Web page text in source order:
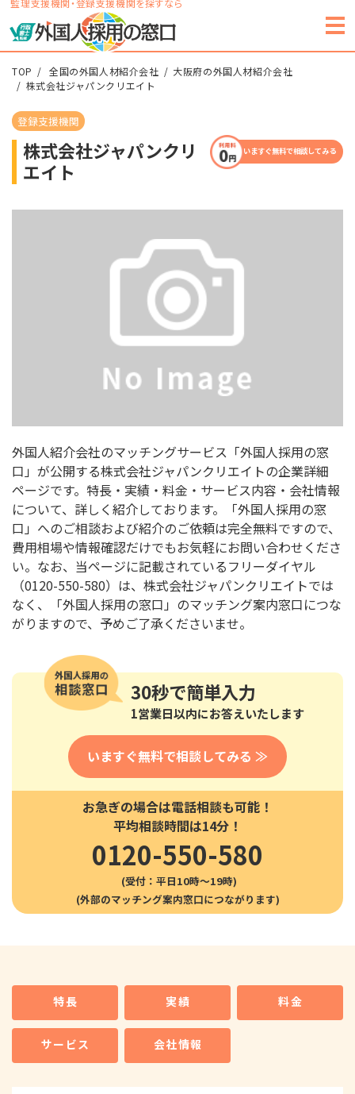
監理支援機関・登録支援機関を探すなら
TOP 全国の外国人材紹介会社
大阪府の外国人材紹介会社
株式会社ジャパンクリエイト
登録支援機関
株式会社ジャパンクリ
エイト
いますぐ無料で相談してみる
外国人紹介会社のマッチングサービス「外国人採用の窓
口」が公開する株式会社ジャパンクリエイトの企業詳細
ページです。特長・実績・料金・サービス内容・会社情報
について、詳しく紹介しております。「外国人採用の窓
口」へのご相談および紹介のご依頼は完全無料ですので、
費用相場や情報確認だけでもお気軽にお問い合わせくださ
い。なお、当ページに記載されているフリーダイヤル
（0120-550-580）は、株式会社ジャパンクリエイトでは
なく、「外国人採用の窓口」のマッチング案内窓口につな
がりますので、予めご了承くださいませ。
30秒で簡単入力
1営業日以内にお答えいたします
いますぐ無料で相談してみる ≫
お急ぎの場合は電話相談も可能！
平均相談時間は14分！
0120-550-580
(受付：平日10時〜19時)
特長 実績 料金
サービス 会社情報